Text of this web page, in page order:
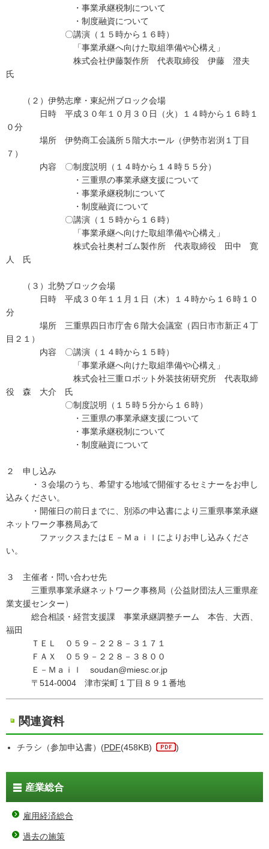
・事業承継税制について
・制度融資について
〇講演（１５時から１６時）
「事業承継へ向けた取組準備や心構え」
株式会社伊藤製作所 代表取締役 伊藤 澄夫
氏
（２）伊勢志摩・東紀州ブロック会場
日時 平成３０年１０月３０日（火）１４時から１６時１
０分
場所 伊勢商工会議所５階大ホール（伊勢市岩渕１丁目
７）
内容 〇制度説明（１４時から１４時５５分）
・三重県の事業承継支援について
・事業承継税制について
・制度融資について
〇講演（１５時から１６時）
「事業承継へ向けた取組準備や心構え」
株式会社奥村ゴム製作所 代表取締役 田中 寛
人 氏
（３）北勢ブロック会場
日時 平成３０年１１月１日（木）１４時から１６時１０
分
場所 三重県四日市庁舎６階大会議室（四日市市新正４丁
目２１）
内容 〇講演（１４時から１５時）
「事業承継へ向けた取組準備や心構え」
株式会社三重ロボット外装技術研究所 代表取締
役 森 大介 氏
〇制度説明（１５時５分から１６時）
・三重県の事業承継支援について
・事業承継税制について
・制度融資について
２ 申し込み
・３会場のうち、希望する地域で開催するセミナーをお申し
込みください。
・開催日の前日までに、別添の申込書により三重県事業承継
ネットワーク事務局あて
ファックスまたはＥ－Ｍａｉｌによりお申し込みくださ
い。
３ 主催者・問い合わせ先
三重県事業承継ネットワーク事務局（公益財団法人三重県産
業支援センター）
総合相談・経営支援課 事業承継調整チーム 本告、大西、
福田
ＴＥＬ ０５９－２２８－３１７１
ＦＡＸ ０５９－２２８－３８００
Ｅ－Ｍａｉｌ soudan@miesc.or.jp
〒514-0004 津市栄町１丁目８９１番地
関連資料
チラシ（参加申込書）(PDF(458KB) )
産業総合
雇用経済総合
過去の施策